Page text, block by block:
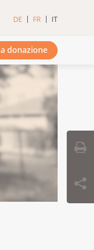
DE FR IT
donazione